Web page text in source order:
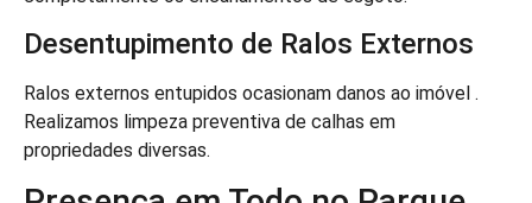
Desentupimento de Ralos Externos
Ralos externos entupidos ocasionam danos ao imóvel .
Realizamos limpeza preventiva de calhas em
propriedades diversas.